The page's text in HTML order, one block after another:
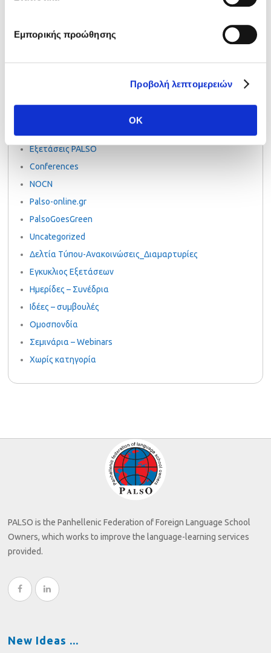
τις κατηγορίες των Cookies για να έχετε την απόλυτη
Εμπορικής προώθησης
Προβολή λεπτομερειών
OK
24
Εξετάσεις PALSO
Conferences
NOCN
Palso-online.gr
PalsoGoesGreen
Uncategorized
Δελτία Τύπου-Ανακοινώσεις_Διαμαρτυρίες
Εγκυκλιος Εξετάσεων
Ημερίδες – Συνέδρια
Ιδέες – συμβουλές
Ομοσπονδία
Σεμινάρια – Webinars
Χωρίς κατηγορία
PALSO is the Panhellenic Federation of Foreign Language School
Owners, which works to improve the language-learning services
provided.
New Ideas